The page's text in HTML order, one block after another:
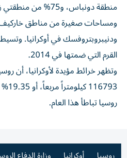
منطقة دونباس، ‌و75%
ومساحات صغيرة من مناطق
ودنيبروبتروفسك في أوكرانيا.
القرم التي ضمتها في 2014.
وتظهر خرائط ​مؤيدة لأوكرانيا، أن
روسيا تباطأ هذا ⁠العام.